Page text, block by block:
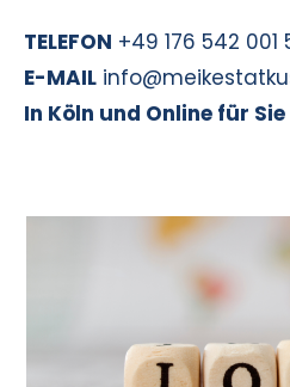
TELEFON +49 176 542 001
E-MAIL
In Köln und Online für